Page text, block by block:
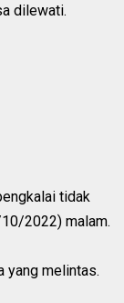
dilewati.
tidak
2022) malam.
yang melintas.